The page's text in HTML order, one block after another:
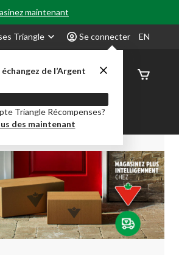
maintenant
Triangle Se connecter
de l’Argent
Triangle Récompenses?
des maintenant
EN
État de
City Centre-auto